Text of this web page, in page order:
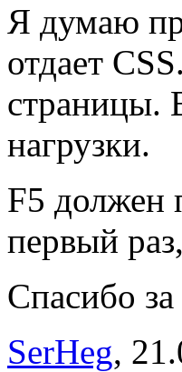
Я думаю
отдает
страницы.
нагрузки.
F5 должен
первый
Спасибо
SerHeg,